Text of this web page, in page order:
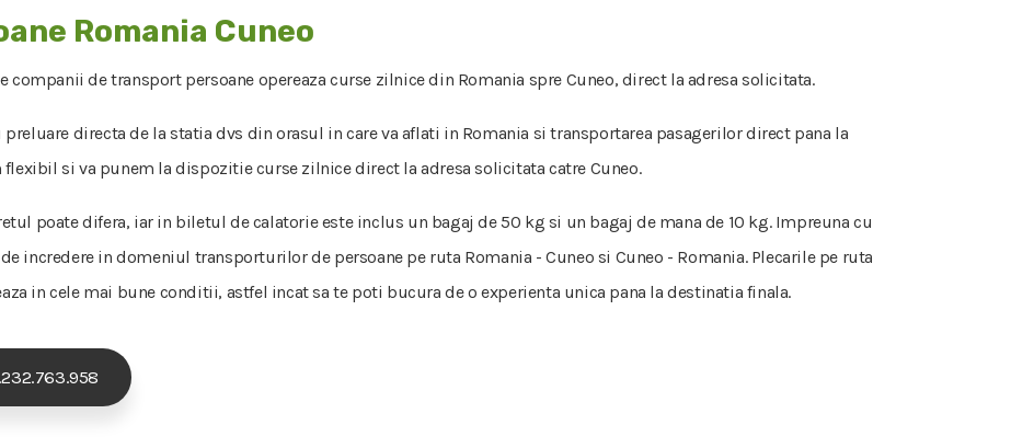
Romania Cuneo
companii de transport persoane opereaza curse zilnice din Romania spre Cuneo, direct la adresa solicitata.
preluare directa de la statia dvs din orasul in care va aflati in Romania si transportarea pasagerilor direct pana la
si va punem la dispozitie curse zilnice direct la adresa solicitata catre Cuneo.
poate difera, iar in biletul de calatorie este inclus un bagaj de 50 kg si un bagaj de mana de 10 kg. Impreuna cu
incredere in domeniul transporturilor de persoane pe ruta Romania - Cuneo si Cuneo - Romania. Plecarile pe ruta
in cele mai bune conditii, astfel incat sa te poti bucura de o experienta unica pana la destinatia finala.